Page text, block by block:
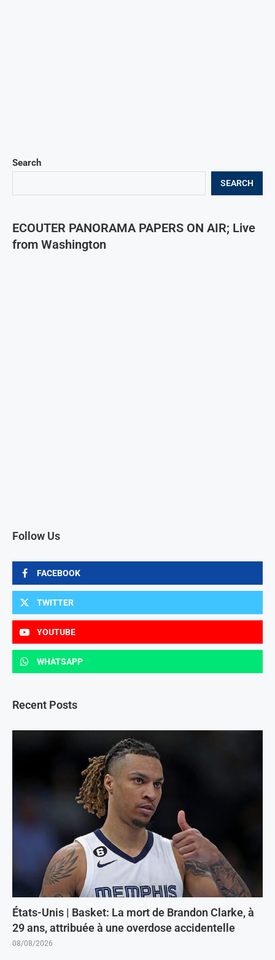
Search
SEARCH
ECOUTER PANORAMA PAPERS ON AIR; Live
from Washington
Follow Us
FACEBOOK
TWITTER
YOUTUBE
WHATSAPP
Recent Posts
États-Unis | Basket: La mort de Brandon Clarke, à
29 ans, attribuée à une overdose accidentelle
08/08/2026